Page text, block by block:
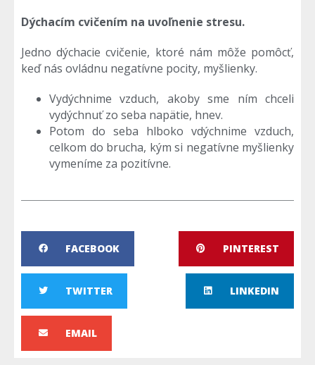
Dýchacím cvičením na uvoľnenie stresu.
Jedno dýchacie cvičenie, ktoré nám môže pomôcť,
keď nás ovládnu negatívne pocity, myšlienky.
Vydýchnime vzduch, akoby sme ním chceli
vydýchnuť zo seba napätie, hnev.
Potom do seba hlboko vdýchnime vzduch,
celkom do brucha, kým si negatívne myšlienky
vymeníme za pozitívne.
FACEBOOK PINTEREST
TWITTER LINKEDIN
EMAIL